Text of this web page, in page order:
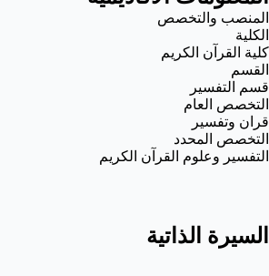
المنصب والتخصص
الكلية
كلية القرآن الكريم
القسم
قسم التفسير
التخصص العام
قران وتفسير
التخصص المحدد
التفسير وعلوم القرآن الكريم
السيرة الذاتية